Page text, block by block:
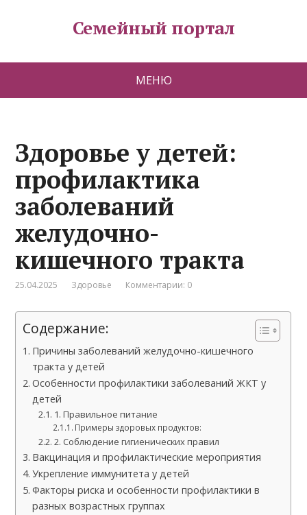
Семейный портал
МЕНЮ
Здоровье у детей:
профилактика
заболеваний
желудочно-
кишечного тракта
25.04.2025 Здоровье Комментарии: 0
Содержание:
Причины заболеваний желудочно-кишечного
тракта у детей
Особенности профилактики заболеваний ЖКТ у
детей
1. Правильное питание
Примеры здоровых продуктов:
2. Соблюдение гигиенических правил
Вакцинация и профилактические мероприятия
Укрепление иммунитета у детей
Факторы риска и особенности профилактики в
разных возрастных группах